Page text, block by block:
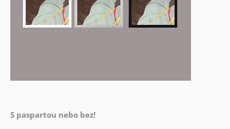
S paspartou nebo bez!